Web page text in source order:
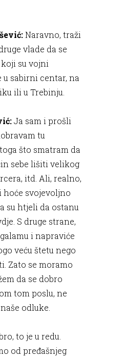
Naravno, traži
vlade da se
su vojni
u sabirni centar, na
ili u Trebinju.
Ja sam i prošli
tu
što smatram da
sebe lišiti velikog
itd. Ali, realno,
svojevoljno
su htjeli da ostanu
S druge strane,
i napraviće
veću štetu nego
Zato se moramo
da se dobro
tom poslu, ne
odluke.
to je u redu.
od pređašnjeg